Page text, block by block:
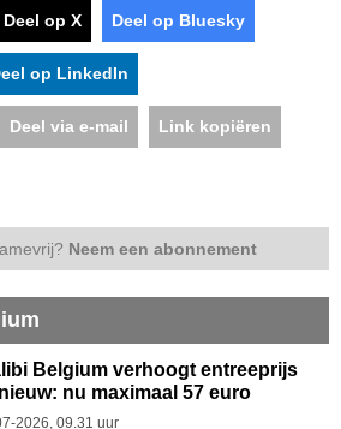
Deel op X Deel op Bluesky
op LinkedIn
Deel via e-mail Link kopiëren
Neem een abonnement
Belgium verhoogt entreeprijs
nu maximaal 57 euro
2026, 09.31 uur